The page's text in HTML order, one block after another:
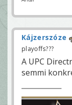
Kájzerszóze
playoffs???
A UPC
semmi